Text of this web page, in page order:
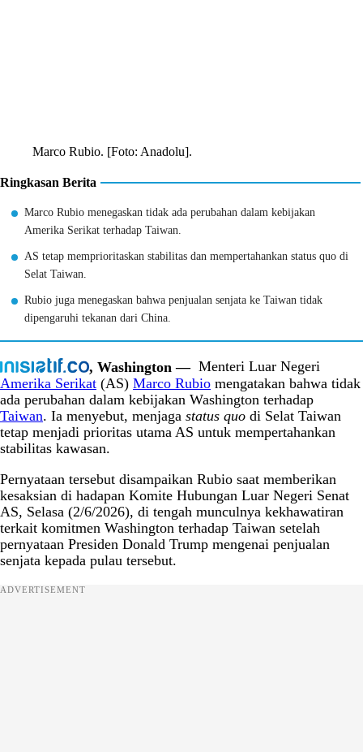
Marco Rubio. [Foto: Anadolu].
Ringkasan Berita
Marco Rubio menegaskan tidak ada perubahan dalam kebijakan
Amerika Serikat terhadap Taiwan.
AS tetap memprioritaskan stabilitas dan mempertahankan status quo di
Selat Taiwan.
Rubio juga menegaskan bahwa penjualan senjata ke Taiwan tidak
dipengaruhi tekanan dari China.
, Washington — Menteri Luar Negeri
Amerika Serikat (AS) Marco Rubio mengatakan bahwa tidak
ada perubahan dalam kebijakan Washington terhadap
Taiwan. Ia menyebut, menjaga status quo di Selat Taiwan
tetap menjadi prioritas utama AS untuk mempertahankan
stabilitas kawasan.
Pernyataan tersebut disampaikan Rubio saat memberikan
kesaksian di hadapan Komite Hubungan Luar Negeri Senat
AS, Selasa (2/6/2026), di tengah munculnya kekhawatiran
terkait komitmen Washington terhadap Taiwan setelah
pernyataan Presiden Donald Trump mengenai penjualan
senjata kepada pulau tersebut.
ADVERTISEMENT